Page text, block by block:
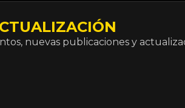
nuevas publicaciones y